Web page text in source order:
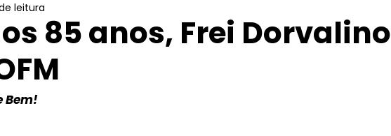
85 anos, Frei Dorvalino
leitura
Bem!